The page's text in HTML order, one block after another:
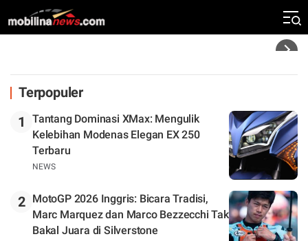
Rekor Kecepatan Silverstone!
Terpopuler
1
Tantang Dominasi XMax: Mengulik
Kelebihan Modenas Elegan EX 250
Terbaru
NEWS
2
MotoGP 2026 Inggris: Bicara Tradisi,
Marc Marquez dan Marco Bezzecchi Tak
Bakal Juara di Silverstone